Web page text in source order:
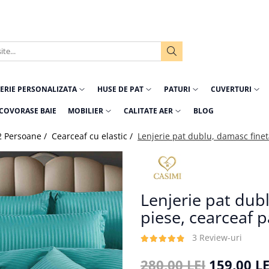
PERSONALIZATA HUSE DE PAT PATURI CUVERTURI
BAIE MOBILIER CALITATE AER BLOG
Persoane / Cearceaf cu elastic / Lenjerie pat dublu, damasc
Lenjerie pat
piese, cearceaf
3 Review-uri
280,00 LEI 159,00